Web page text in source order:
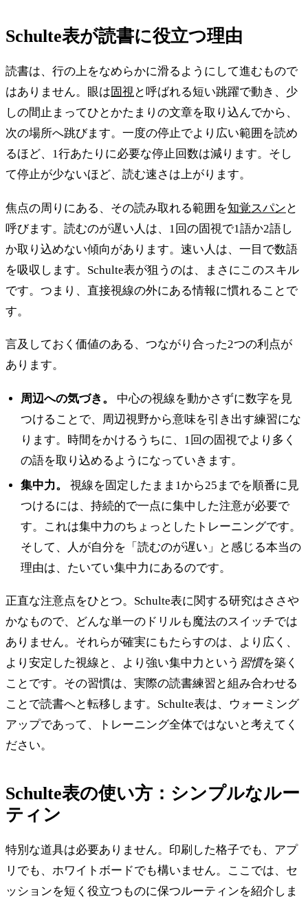
Schulte表が読書に役立つ理由
読書は、行の上をなめらかに滑るようにして進むもので
はありません。眼は 固視と呼ばれる短い跳躍で動き、少
しの間止まってひとかたまりの文章を取り込んでから、
次の場所へ跳びます。一度の停止でより広い範囲を読め
るほど、1行あたりに必要な停止回数は減ります。そし
て停止が少ないほど、読む速さは上がります。
焦点の周りにある、その読み取れる範囲を知覚スパン と
呼びます。読むのが遅い人は、1回の固視で1語か2語し
か取り込めない傾向があります。速い人は、一目で数語
を吸収します。Schulte表が狙うのは、まさにこのスキル
です。つまり、直接視線の外にある情報に慣れることで
す。
言及しておく価値のある、つながり合った2つの利点が
あります。
周辺への気づき。
中心の視線を動かさずに数字を見
つけることで、周辺視野から意味を引き出す練習にな
ります。時間をかけるうちに、1回の固視でより多く
の語を取り込めるようになっていきます。
集中力。
視線を固定したまま1から25までを順番に見
つけるには、持続的で一点に集中した注意が必要で
す。これは集中力のちょっとしたトレーニングです。
そして、人が自分を「読むのが遅い」と感じる本当の
理由は、たいてい集中力にあるのです。
正直な注意点をひとつ。Schulte表に関する研究はささや
かなもので、どんな単一のドリルも魔法のスイッチでは
ありません。それらが確実にもたらすのは、より広く、
より安定した視線と、より強い集中力という 習慣を築く
ことです。その習慣は、実際の読書練習と組み合わせる
ことで読書へと転移します。Schulte表は、ウォーミング
アップであって、トレーニング全体ではないと考えてく
ださい。
Schulte表の使い方：シンプルなルー
ティン
特別な道具は必要ありません。印刷した格子でも、アプ
リでも、ホワイトボードでも構いません。ここでは、セ
ッションを短く役立つものに保つルーティンを紹介しま